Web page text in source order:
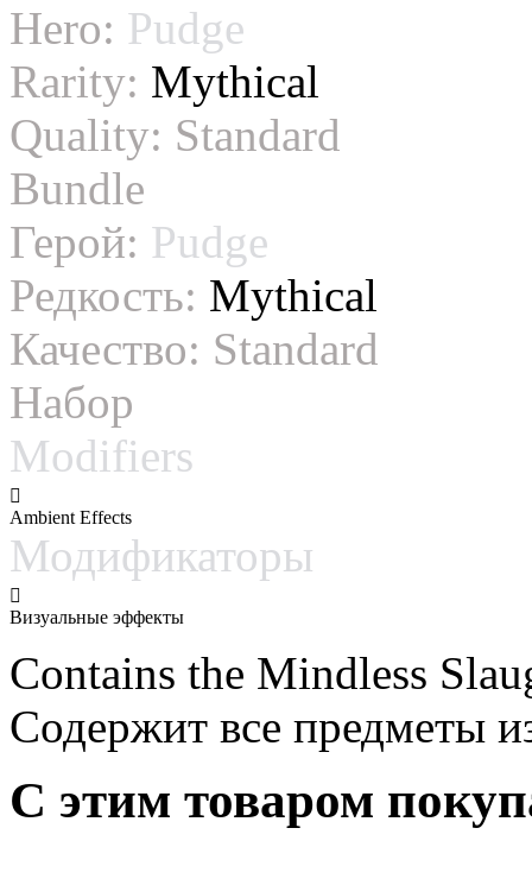
Hero: Pudge
Rarity: Mythical
Quality: Standard
Bundle
Герой: Pudge
Редкость: Mythical
Качество: Standard
Набор
Modifiers
Ambient Effects
Модификаторы
Визуальные эффекты
Contains the Mindless
Содержит все предметы
С этим товаром